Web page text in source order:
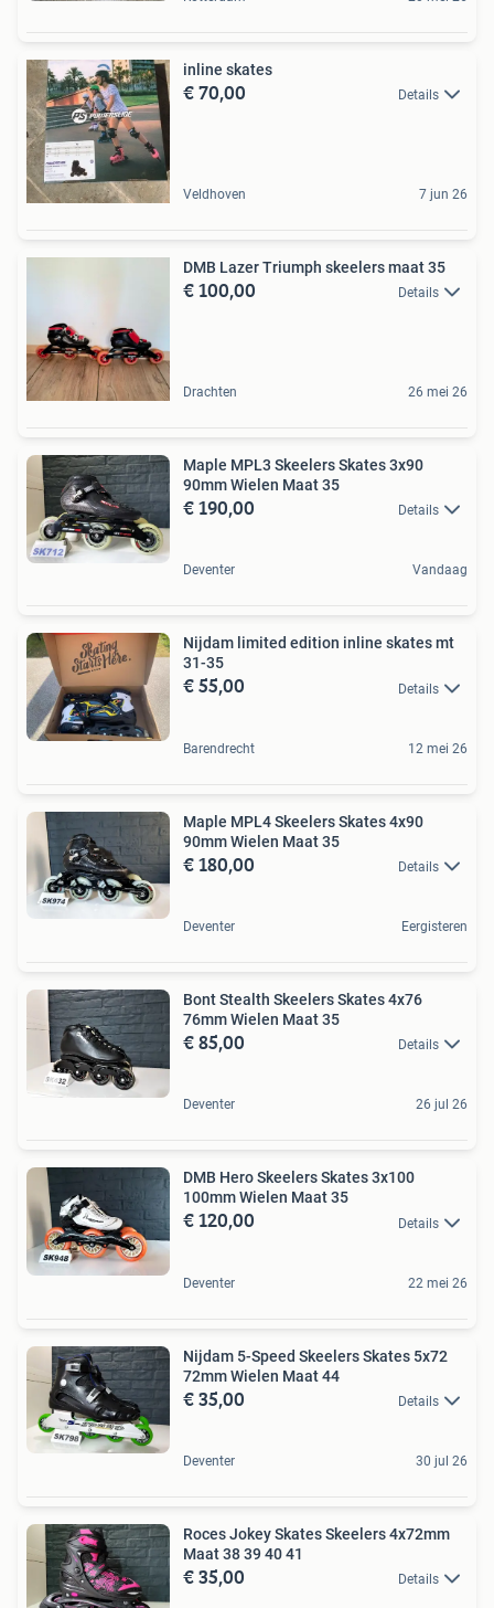
inline skates
€ 70,00 Details
Veldhoven 7 jun 26
DMB Lazer Triumph skeelers maat 35
€ 100,00 Details
Drachten 26 mei 26
Maple MPL3 Skeelers Skates 3x90
90mm Wielen Maat 35
€ 190,00 Details
Deventer Vandaag
Nijdam limited edition inline skates mt
31-35
€ 55,00 Details
Barendrecht 12 mei 26
Maple MPL4 Skeelers Skates 4x90
90mm Wielen Maat 35
€ 180,00 Details
Deventer Eergisteren
Bont Stealth Skeelers Skates 4x76
76mm Wielen Maat 35
€ 85,00 Details
Deventer 26 jul 26
DMB Hero Skeelers Skates 3x100
100mm Wielen Maat 35
€ 120,00 Details
Deventer 22 mei 26
Nijdam 5-Speed Skeelers Skates 5x72
72mm Wielen Maat 44
€ 35,00 Details
Deventer 30 jul 26
Roces Jokey Skates Skeelers 4x72mm
Maat 38 39 40 41
€ 35,00 Details